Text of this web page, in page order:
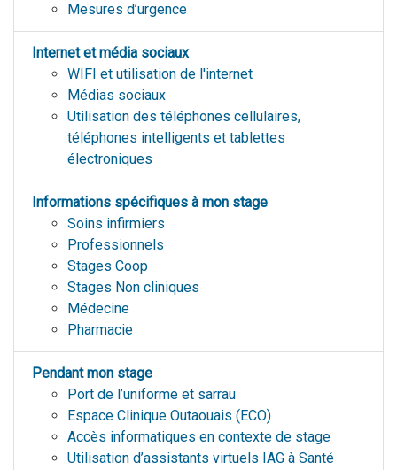
Mesures d’urgence
Internet et média sociaux
WIFI et utilisation de l'internet
Médias sociaux
Utilisation des téléphones cellulaires,
téléphones intelligents et tablettes
électroniques
Informations spécifiques à mon stage
Soins infirmiers
Professionnels
Stages Coop
Stages Non cliniques
Médecine
Pharmacie
Pendant mon stage
Port de l’uniforme et sarrau
Espace Clinique Outaouais (ECO)
Accès informatiques en contexte de stage
Utilisation d’assistants virtuels IAG à Santé